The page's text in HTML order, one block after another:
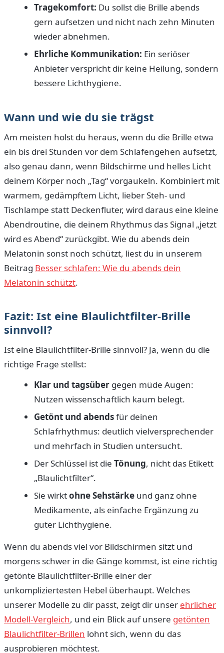
Tragekomfort: Du sollst die Brille abends
gern aufsetzen und nicht nach zehn Minuten
wieder abnehmen.
Ehrliche Kommunikation: Ein seriöser
Anbieter verspricht dir keine Heilung, sondern
bessere Lichthygiene.
Wann und wie du sie trägst
Am meisten holst du heraus, wenn du die Brille etwa
ein bis drei Stunden vor dem Schlafengehen aufsetzt,
also genau dann, wenn Bildschirme und helles Licht
deinem Körper noch „Tag“ vorgaukeln. Kombiniert mit
warmem, gedämpftem Licht, lieber Steh- und
Tischlampe statt Deckenfluter, wird daraus eine kleine
Abendroutine, die deinem Rhythmus das Signal „jetzt
wird es Abend“ zurückgibt. Wie du abends dein
Melatonin sonst noch schützt, liest du in unserem
Beitrag Besser schlafen: Wie du abends dein
Melatonin schützt.
Fazit: Ist eine Blaulichtfilter-Brille
sinnvoll?
Ist eine Blaulichtfilter-Brille sinnvoll? Ja, wenn du die
richtige Frage stellst:
Klar und tagsüber gegen müde Augen:
Nutzen wissenschaftlich kaum belegt.
Getönt und abendsfür deinen
Schlafrhythmus: deutlich vielversprechender
und mehrfach in Studien untersucht.
Der Schlüssel ist dieTönung, nicht das Etikett
„Blaulichtfilter“.
Sie wirktohne Sehstärke und ganz ohne
Medikamente, als einfache Ergänzung zu
guter Lichthygiene.
Wenn du abends viel vor Bildschirmen sitzt und
morgens schwer in die Gänge kommst, ist eine richtig
getönte Blaulichtfilter-Brille einer der
unkompliziertesten Hebel überhaupt. Welches
unserer Modelle zu dir passt, zeigt dir unser ehrlicher
Modell-Vergleich, und ein Blick auf unsere getönten
Blaulichtfilter-Brillen lohnt sich, wenn du das
ausprobieren möchtest.